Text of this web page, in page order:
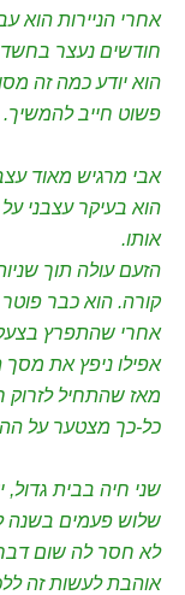
אחרי הניירות הוא
חודשים נעצר
הוא יודע כמה זה
פשוט חייב להמשיך.
אבי מרגיש מאוד
הוא בעיקר עצבני
אותו.
הזעם עולה תוך
קורה. הוא כבר
אחרי שהתפרץ
אפילו ניפץ את
מאז שהתחיל לזרוק
כל-כך מצטער על
שני חיה בבית
שלוש פעמים בשנה
לא חסר לה שום
אוהבת לעשות זה